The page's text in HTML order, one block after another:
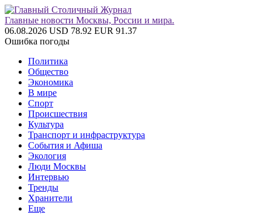
Главные новости Москвы, России и мира.
06.08.2026 USD 78.92 EUR 91.37
Ошибка погоды
Политика
Общество
Экономика
В мире
Спорт
Происшествия
Культура
Транспорт и инфраструктура
События и Афиша
Экология
Люди Москвы
Интервью
Тренды
Хранители
Еще